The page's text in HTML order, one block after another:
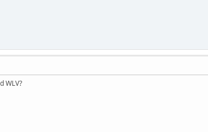
WLV?